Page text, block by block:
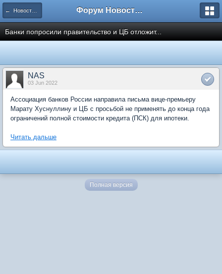
← Новости рынка недвижимости Форум Новостройки
Банки попросили правительство и ЦБ отложит...
NAS
03 Jun 2022
Ассоциация банков России направила письма вице-премьеру
Марату Хуснуллину и ЦБ с просьбой не применять до конца года
ограничений полной стоимости кредита (ПСК) для ипотеки.
Читать дальше
Полная версия